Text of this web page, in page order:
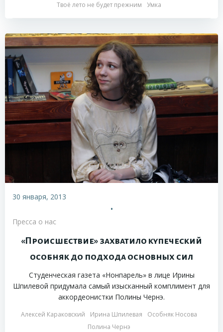
Твоё лето не будет прежним
Умка
30 января, 2013
•
Пресса о нас
«Происшествие» захватило купеческий
особняк до подхода основных сил
Студенческая газета «Нонпарель» в лице Ирины
Шпилевой придумала самый изысканный комплимент для
аккордеонистки Полины Чернэ.
Алексей Караковский Ирина Шпилевая
Особняк Носова
Полина Чернэ